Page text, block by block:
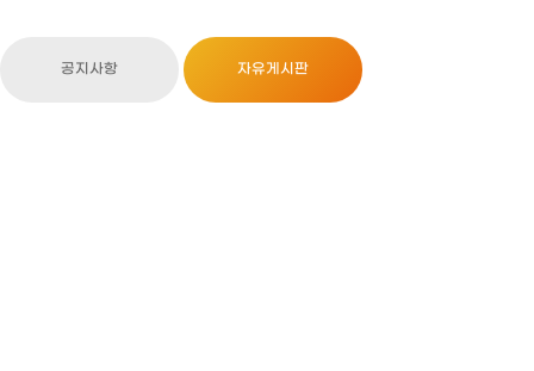
공지사항 자유게시판